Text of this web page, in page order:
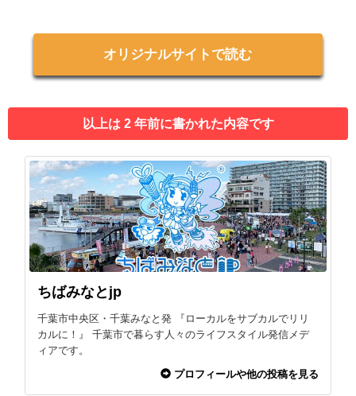
オリジナルサイトで読む
以上は 2 年前に書かれた内容です
ちばみなとjp
千葉市中央区・千葉みなと発 『ローカルをサブカルでリリ
カルに！』 千葉市で暮らす人々のライフスタイル発信メデ
ィアです。
プロフィールや他の投稿を見る